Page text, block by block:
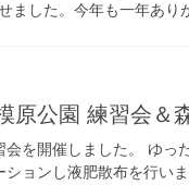
ました。今年も一年あ
原公園 練習会＆
を開催しました。 ゆっ
ョンし液肥散布を行い